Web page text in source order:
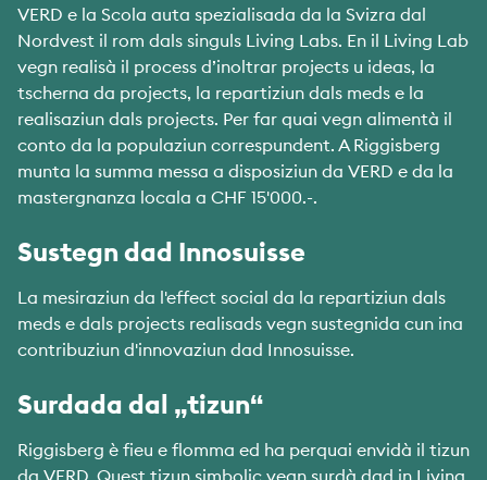
VERD e la Scola auta spezialisada da la Svizra dal
Nordvest il rom dals singuls Living Labs. En il Living Lab
vegn realisà il process d’inoltrar projects u ideas, la
tscherna da projects, la repartiziun dals meds e la
realisaziun dals projects. Per far quai vegn alimentà il
conto da la populaziun correspundent. A Riggisberg
munta la summa messa a disposiziun da VERD e da la
mastergnanza locala a CHF 15'000.-.
Sustegn dad Innosuisse
La mesiraziun da l'effect social da la repartiziun dals
meds e dals projects realisads vegn sustegnida cun ina
contribuziun d'innovaziun dad Innosuisse.
Surdada dal „tizun“
Riggisberg è fieu e flomma ed ha perquai envidà il tizun
da VERD. Quest tizun simbolic vegn surdà dad in Living